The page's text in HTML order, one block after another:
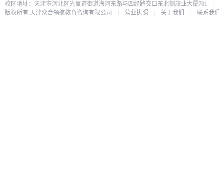
校区地址：天津市河北区光复道街道海河东路与四经路交口东北侧茂业大厦701
版权所有 天津众合领航教育咨询有限公司
营业执照 关于我们 联系我